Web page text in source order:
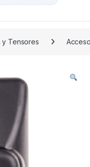
y Tensores